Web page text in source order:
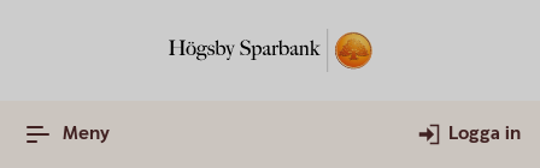
Meny Logga in